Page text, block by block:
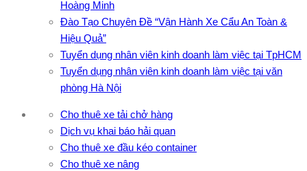
Hoàng Minh
Đào Tạo Chuyên Đề “Vận Hành Xe Cẩu An Toàn &
Hiệu Quả”
Tuyển dụng nhân viên kinh doanh làm việc tại TpHCM
Tuyển dụng nhân viên kinh doanh làm việc tại văn
phòng Hà Nội
Cho thuê xe tải chở hàng
Dịch vụ khai báo hải quan
Cho thuê xe đầu kéo container
Cho thuê xe nâng